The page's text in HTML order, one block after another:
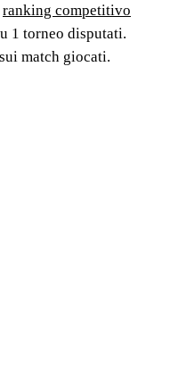
ranking competitivo
1 torneo disputati.
match giocati.